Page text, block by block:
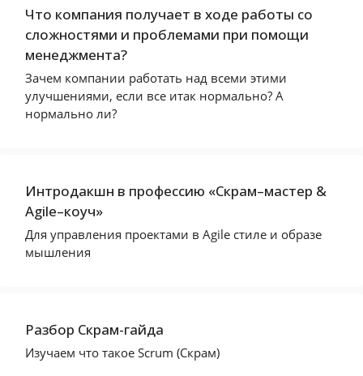
Что компания получает в ходе работы со
сложностями и проблемами при помощи
менеджмента?
Зачем компании работать над всеми этими
улучшениями, если все итак нормально? А
нормально ли?
Интродакшн в профессию «Скрам–мастер &
Agile–коуч»
Для управления проектами в Agile стиле и образе
мышления
Разбор Скрам-гайда
Изучаем что такое Scrum (Скрам)